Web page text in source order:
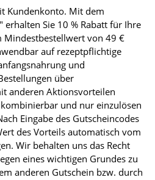
Kundenkonto. Mit dem
erhalten Sie 10 % Rabatt für Ihre
Mindestbestellwert von 49 €
auf rezeptpflichtige
und
über
anderen Aktionsvorteilen
und nur einzulösen
Eingabe des Gutscheincodes
des Vorteils automatisch vom
Wir behalten uns das Recht
eines wichtigen Grundes zu
anderen Gutschein bzw. durch